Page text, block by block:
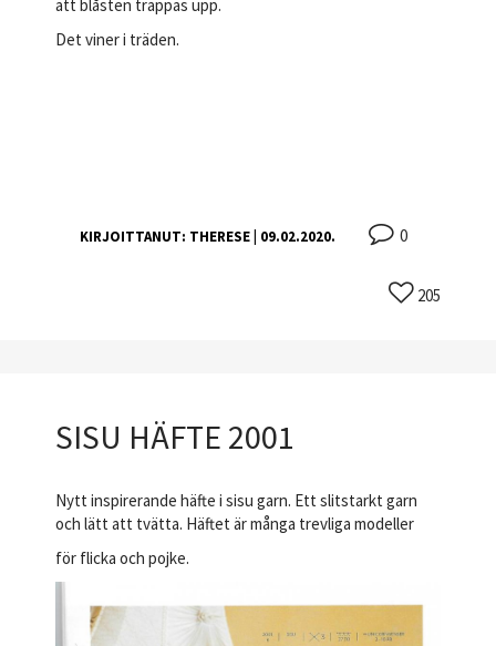
att blåsten trappas upp.
Det viner i träden.
KIRJOITTANUT: THERESE | 09.02.2020. 0
205
SISU HÄFTE 2001
Nytt inspirerande häfte i sisu garn. Ett slitstarkt garn
och lätt att tvätta. Häftet är många trevliga modeller
för flicka och pojke.